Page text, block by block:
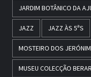
JARDIM BOTÂNICO DA
JAZZ JAZZ ÀS 5ªS
MOSTEIRO DOS
MUSEU COLECÇÃO